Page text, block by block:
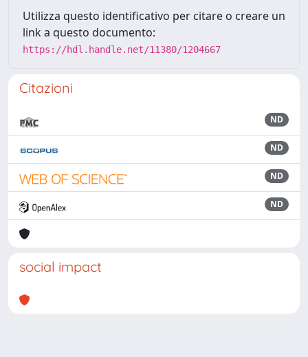
Utilizza questo identificativo per citare o creare un
link a questo documento:
https://hdl.handle.net/11380/1204667
Citazioni
ND
ND
ND
ND
social impact